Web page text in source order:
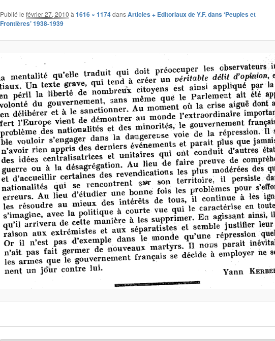
Publié le février 27, 2010 à 1616 × 1174dansArticles + Editoriaux de Y.F. dans ‘Peuples et
Frontières’ 1938-1939